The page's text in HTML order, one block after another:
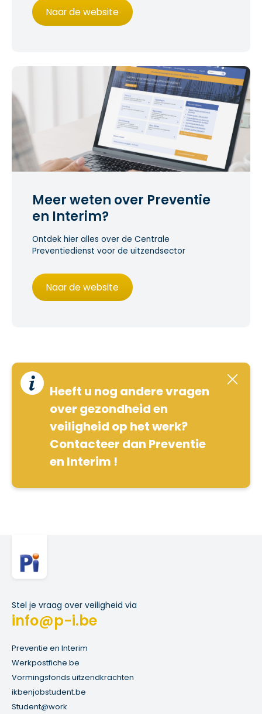
Naar de website
Meer weten over Preventie
en Interim?
Ontdek hier alles over de Centrale
Preventiedienst voor de uitzendsector
Naar de website
Heeft u nog andere vragen
over gezondheid en
veiligheid op het werk?
Contacteer dan Preventie
en Interim !
Stel je vraag over veiligheid via
info@p-i.be
Preventie en Interim
Werkpostfiche.be
Vormingsfonds uitzendkrachten
ikbenjobstudent.be
Student@work